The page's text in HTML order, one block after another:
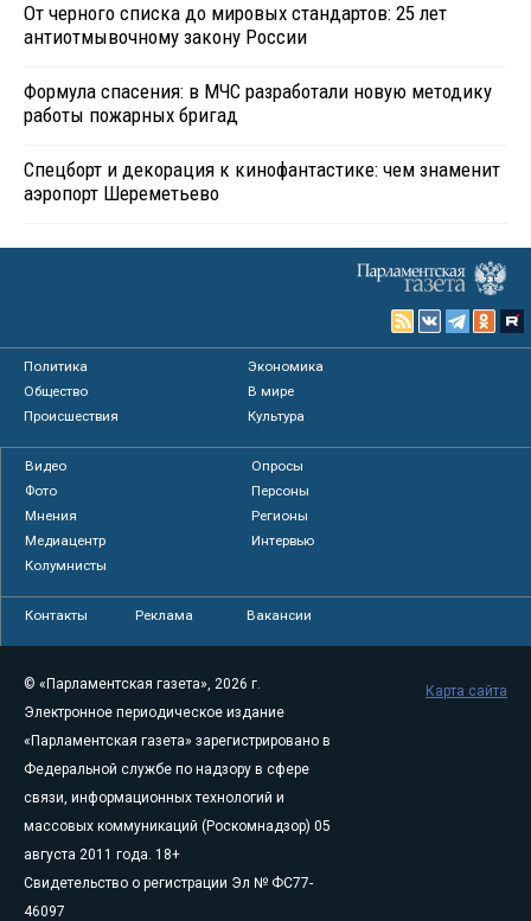
От черного списка до мировых стандартов: 25 лет
антиотмывочному закону России
Формула спасения: в МЧС разработали новую методику
работы пожарных бригад
Спецборт и декорация к кинофантастике: чем знаменит
аэропорт Шереметьево
Политика
Экономика
Общество
В мире
Происшествия
Культура
Видео
Опросы
Фото
Персоны
Мнения
Регионы
Медиацентр
Интервью
Колумнисты
Контакты Реклама Вакансии
© «Парламентская газета», 2026 г.
Электронное периодическое издание
«Парламентская газета» зарегистрировано в
Федеральной службе по надзору в сфере
связи, информационных технологий и
массовых коммуникаций (Роскомнадзор) 05
августа 2011 года. 18+
Свидетельство о регистрации Эл № ФС77-
46097
Карта сайта